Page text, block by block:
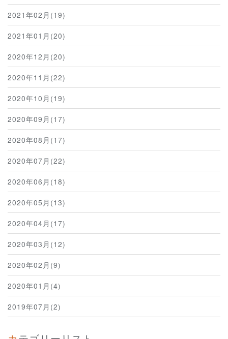
2021年02月(19)
2021年01月(20)
2020年12月(20)
2020年11月(22)
2020年10月(19)
2020年09月(17)
2020年08月(17)
2020年07月(22)
2020年06月(18)
2020年05月(13)
2020年04月(17)
2020年03月(12)
2020年02月(9)
2020年01月(4)
2019年07月(2)